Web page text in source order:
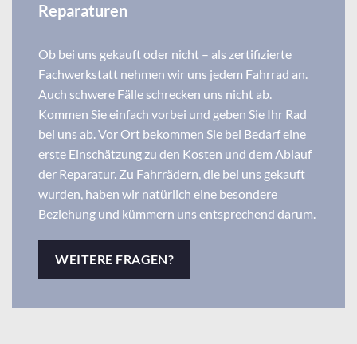
Reparaturen
Ob bei uns gekauft oder nicht – als zertifizierte
Fachwerkstatt nehmen wir uns jedem Fahrrad an.
Auch schwere Fälle schrecken uns nicht ab.
Kommen Sie einfach vorbei und geben Sie Ihr Rad
bei uns ab. Vor Ort bekommen Sie bei Bedarf eine
erste Einschätzung zu den Kosten und dem Ablauf
der Reparatur. Zu Fahrrädern, die bei uns gekauft
wurden, haben wir natürlich eine besondere
Beziehung und kümmern uns entsprechend darum.
WEITERE FRAGEN?